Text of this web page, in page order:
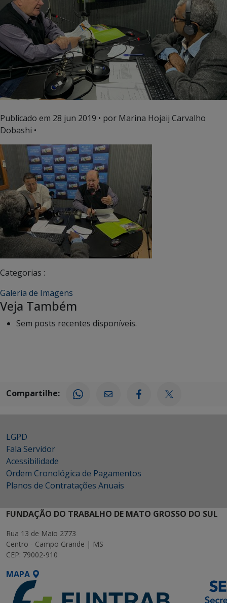
Publicado em 28 jun 2019 • por Marina Hojaij Carvalho
Dobashi •
Categorias :
Galeria de Imagens
Veja Também
Sem posts recentes disponíveis.
Compartilhe:
LGPD
Fala Servidor
Acessibilidade
Ordem Cronológica de Pagamentos
Planos de Contratações Anuais
FUNDAÇÃO DO TRABALHO DE MATO GROSSO DO SUL
Rua 13 de Maio 2773
Centro - Campo Grande | MS
CEP: 79002-910
MAPA